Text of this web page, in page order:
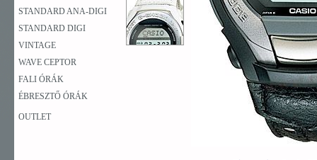
STANDARD ANA-DIGI
STANDARD DIGI
VINTAGE
WAVE CEPTOR
FALI ÓRÁK
ÉBRESZTŐ ÓRÁK
OUTLET